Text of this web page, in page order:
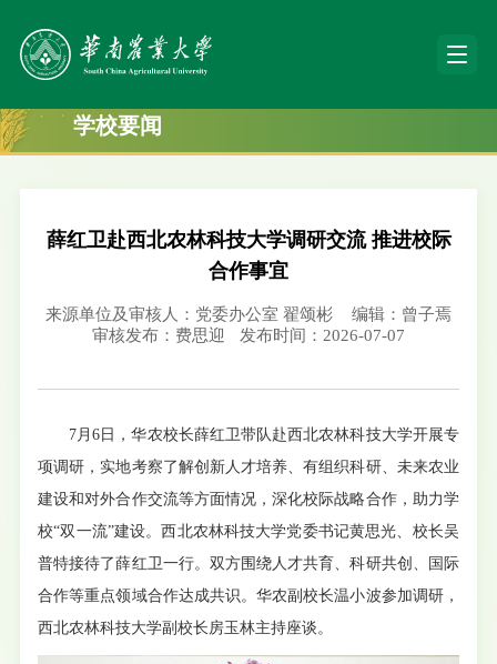
学校要闻
薛红卫赴西北农林科技大学调研交流 推进校际
合作事宜
来源单位及审核人：党委办公室 翟颂彬
编辑：曾子焉
审核发布：费思迎
发布时间：2026-07-07
7月6日，华农校长薛红卫带队赴西北农林科技大学开展专
项调研，实地考察了解创新人才培养、有组织科研、未来农业
建设和对外合作交流等方面情况，深化校际战略合作，助力学
校“双一流”建设。西北农林科技大学党委书记黄思光、校长吴
普特接待了薛红卫一行。双方围绕人才共育、科研共创、国际
合作等重点领域合作达成共识。华农副校长温小波参加调研，
西北农林科技大学副校长房玉林主持座谈。